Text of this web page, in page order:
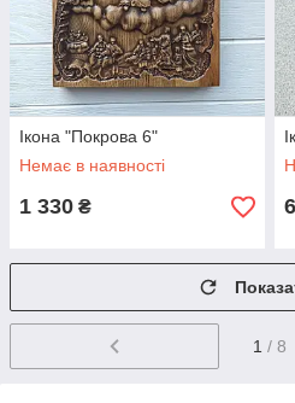
Ікона "Покрова 6"
Немає в наявності
1 330 ₴
1 / 8